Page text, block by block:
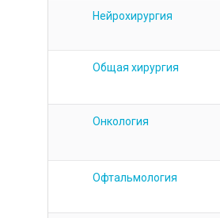
Нейрохирургия
Общая хирургия
Онкология
Офтальмология